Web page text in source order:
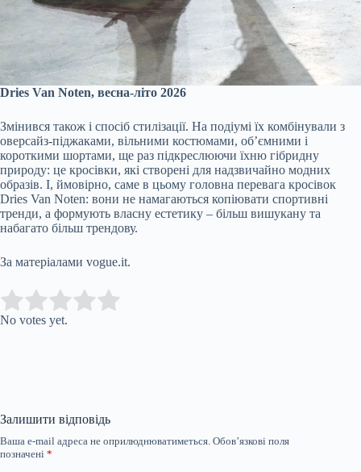
Dries Van Noten, весна-літо 2026
Змінився також і спосіб стилізації. На подіумі їх комбінували з
оверсайз-піджаками, вільними костюмами, об’ємними і
короткими шортами, ще раз підкреслюючи їхню гібридну
природу: це кросівки, які створені для надзвичайно модних
образів. І, ймовірно, саме в цьому головна перевага кросівок
Dries Van Noten: вони не намагаються копіювати спортивні
тренди, а формують власну естетику – більш вишукану та
набагато більш трендову.
За матеріалами vogue.it.
Rate this item:
No votes yet.
Залишити відповідь
Ваша e-mail адреса не оприлюднюватиметься. Обов’язкові поля
позначені *